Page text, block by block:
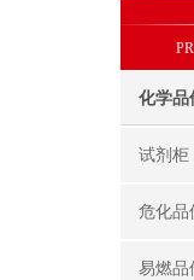
化学品
试剂柜
危化品
易燃品